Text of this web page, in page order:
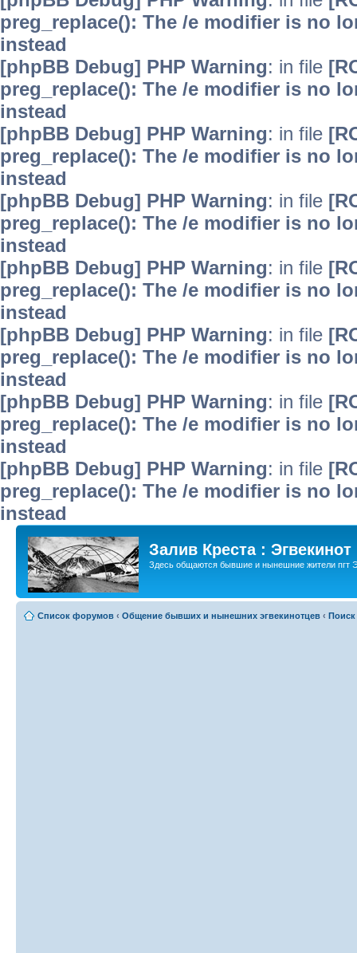
preg_replace(): The /e modifier is no
instead
[phpBB Debug] PHP Warning: in file
preg_replace(): The /e modifier is no
instead
[phpBB Debug] PHP Warning: in file
preg_replace(): The /e modifier is no
instead
[phpBB Debug] PHP Warning: in file
preg_replace(): The /e modifier is no
instead
[phpBB Debug] PHP Warning: in file
preg_replace(): The /e modifier is no
instead
[phpBB Debug] PHP Warning: in file
preg_replace(): The /e modifier is no
instead
[phpBB Debug] PHP Warning: in file
preg_replace(): The /e modifier is no
instead
[phpBB Debug] PHP Warning: in file
preg_replace(): The /e modifier is no
instead
Залив Креста : Эгвекинот
Здесь общаются бывшие и нынешние жители пгт
Список форумов ‹ Общение бывших и нынешних эгвекинотцев ‹ Поиск